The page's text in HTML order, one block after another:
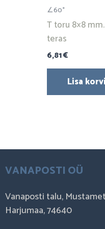
∠60°
T toru 8×8
teras
6,81€
Lisa korvi
VANAPOSTI OÜ
Vanaposti talu,
Harjumaa, 74640